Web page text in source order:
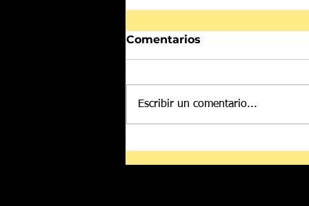
Comentarios
Escribir un comentario...